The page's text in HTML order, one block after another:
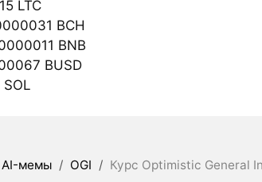
LTC
BCH
BNB
BUSD
AI-мемы / OGI / Курс Optimistic General